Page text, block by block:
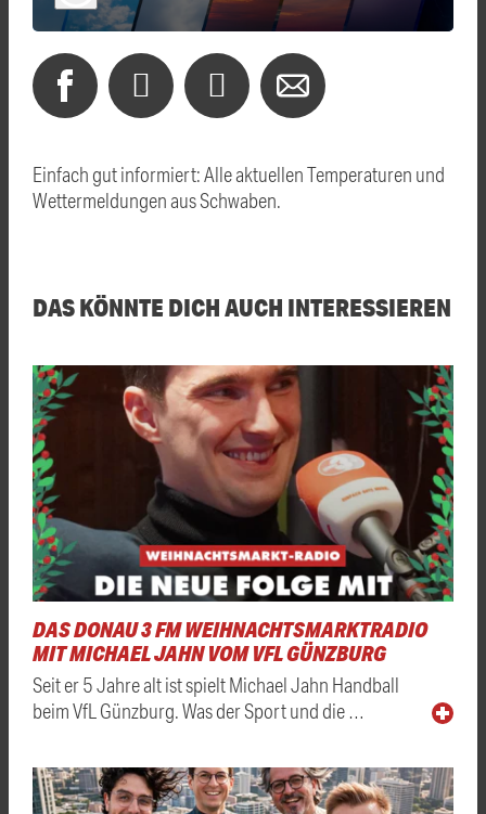
Einfach gut informiert: Alle aktuellen Temperaturen und
Wettermeldungen aus Schwaben.
DAS KÖNNTE DICH AUCH INTERESSIEREN
DAS DONAU 3 FM WEIHNACHTSMARKTRADIO
MIT MICHAEL JAHN VOM VFL GÜNZBURG
Seit er 5 Jahre alt ist spielt Michael Jahn Handball
beim VfL Günzburg. Was der Sport und die …